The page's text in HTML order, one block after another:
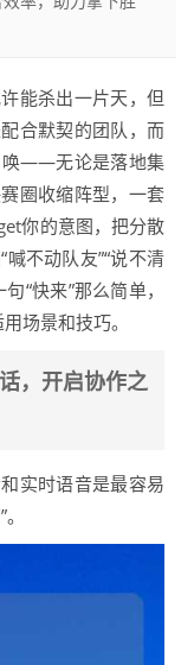
能杀出一片天，但
合默契的团队，而
唤——无论是落地集
圈收缩阵型，一套
你的意图，把分散
不动队友”“说不清
“快来”那么简单，
场景和技巧。
，开启协作之
实时语音是最容易